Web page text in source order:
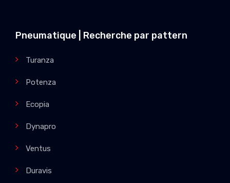
Pneumatique | Recherche par pattern
Turanza
Potenza
Ecopia
Dynapro
Ventus
Duravis